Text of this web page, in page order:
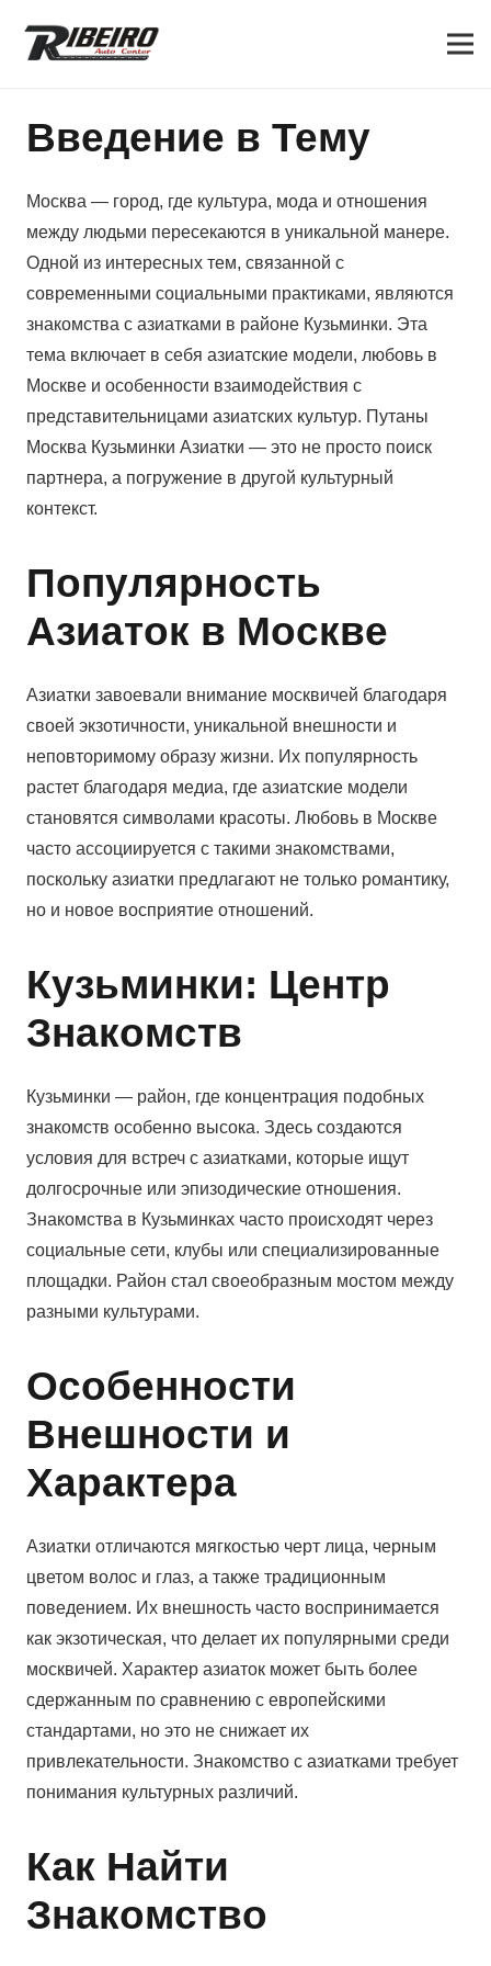
Введение в Тему
Москва — город, где культура, мода и отношения
между людьми пересекаются в уникальной манере.
Одной из интересных тем, связанной с
современными социальными практиками, являются
знакомства с азиатками в районе Кузьминки. Эта
тема включает в себя азиатские модели, любовь в
Москве и особенности взаимодействия с
представительницами азиатских культур. Путаны
Москва Кузьминки Азиатки — это не просто поиск
партнера, а погружение в другой культурный
контекст.
Популярность
Азиаток в Москве
Азиатки завоевали внимание москвичей благодаря
своей экзотичности, уникальной внешности и
неповторимому образу жизни. Их популярность
растет благодаря медиа, где азиатские модели
становятся символами красоты. Любовь в Москве
часто ассоциируется с такими знакомствами,
поскольку азиатки предлагают не только романтику,
но и новое восприятие отношений.
Кузьминки: Центр
Знакомств
Кузьминки — район, где концентрация подобных
знакомств особенно высока. Здесь создаются
условия для встреч с азиатками, которые ищут
долгосрочные или эпизодические отношения.
Знакомства в Кузьминках часто происходят через
социальные сети, клубы или специализированные
площадки. Район стал своеобразным мостом между
разными культурами.
Особенности
Внешности и
Характера
Азиатки отличаются мягкостью черт лица, черным
цветом волос и глаз, а также традиционным
поведением. Их внешность часто воспринимается
как экзотическая, что делает их популярными среди
москвичей. Характер азиаток может быть более
сдержанным по сравнению с европейскими
стандартами, но это не снижает их
привлекательности. Знакомство с азиатками требует
понимания культурных различий.
Как Найти
Знакомство